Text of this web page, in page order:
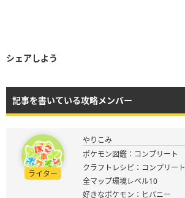
シェアしよう
記事を書いている攻略メンバー
ライター
やりこみ
ポケモン図鑑：コンプリート
クラフトレシピ：コンプリート
全マップ環境レベル10
好きなポケモン：ヒバニー